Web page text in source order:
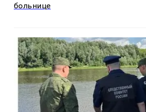
больнице